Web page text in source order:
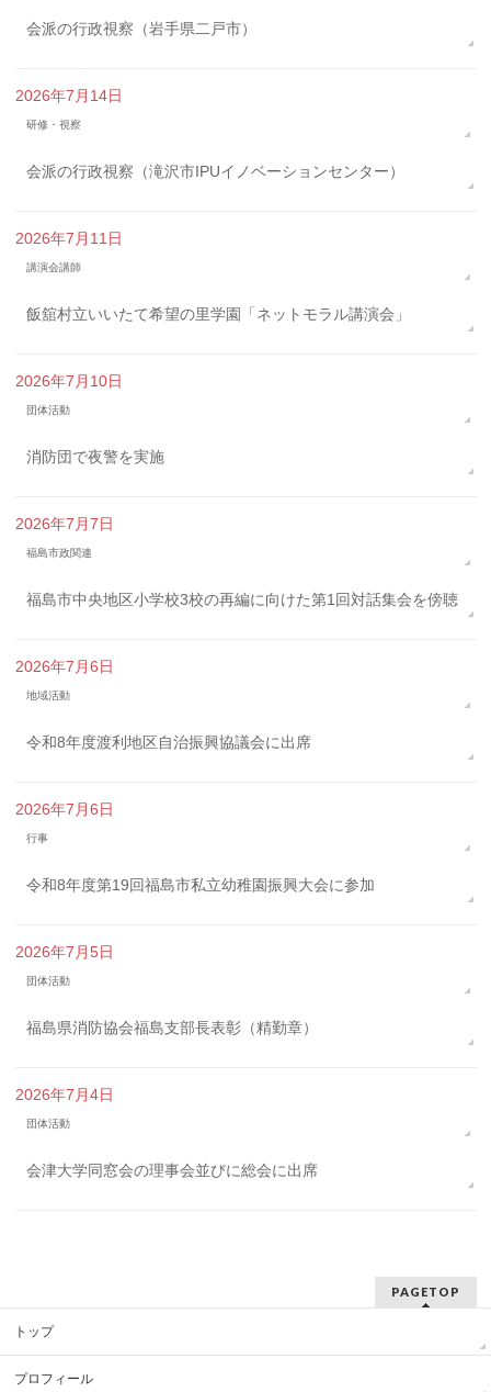
会派の行政視察（岩手県二戸市）
2026年7月14日
研修・視察
会派の行政視察（滝沢市IPUイノベーションセンター）
2026年7月11日
講演会講師
飯舘村立いいたて希望の里学園「ネットモラル講演会」
2026年7月10日
団体活動
消防団で夜警を実施
2026年7月7日
福島市政関連
福島市中央地区小学校3校の再編に向けた第1回対話集会を傍聴
2026年7月6日
地域活動
令和8年度渡利地区自治振興協議会に出席
2026年7月6日
行事
令和8年度第19回福島市私立幼稚園振興大会に参加
2026年7月5日
団体活動
福島県消防協会福島支部長表彰（精勤章）
2026年7月4日
団体活動
会津大学同窓会の理事会並びに総会に出席
PAGETOP
トップ
プロフィール